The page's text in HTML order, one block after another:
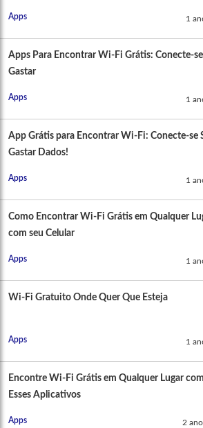
Apps 1
Apps Para Encontrar Wi-Fi Grátis: Conecte-se
Gastar
Apps 1
App Grátis para Encontrar Wi-Fi: Conecte-se
Gastar Dados!
Apps 1
Como Encontrar Wi-Fi Grátis em Qualquer
com seu Celular
Apps 1
Wi-Fi Gratuito Onde Quer Que Esteja
Apps 1
Encontre Wi-Fi Grátis em Qualquer Lugar com
Esses Aplicativos
Apps 2